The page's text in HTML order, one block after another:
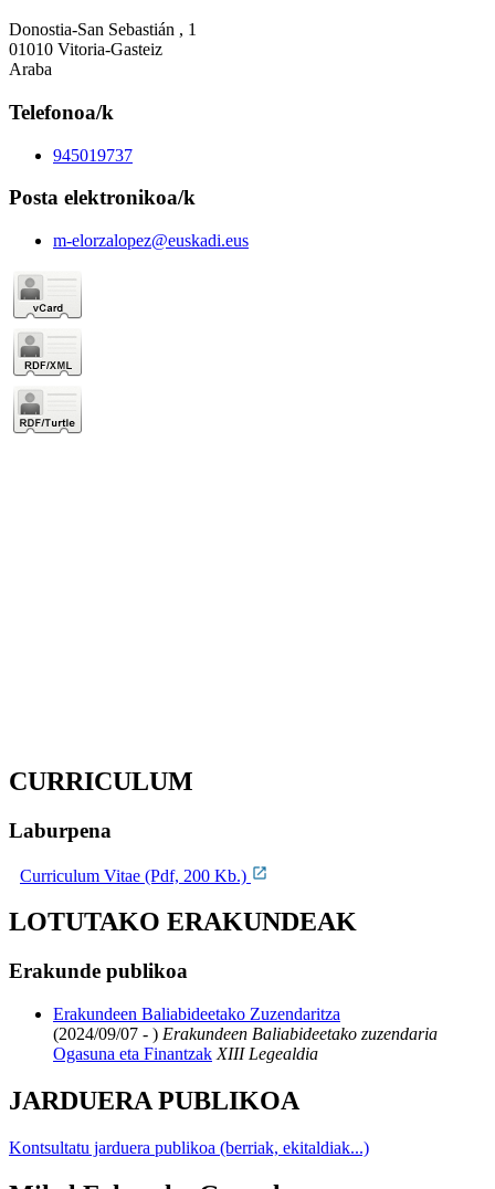
Donostia-San Sebastián , 1
01010 Vitoria-Gasteiz
Araba
Telefonoa/k
945019737
Posta elektronikoa/k
m-elorzalopez@euskadi.eus
CURRICULUM
Laburpena
Curriculum Vitae (Pdf, 200 Kb.)
LOTUTAKO ERAKUNDEAK
Erakunde publikoa
Erakundeen Baliabideetako Zuzendaritza
(2024/09/07 - ) Erakundeen Baliabideetako zuzendaria
Ogasuna eta Finantzak XIII Legealdia
JARDUERA PUBLIKOA
Kontsultatu jarduera publikoa (berriak, ekitaldiak...)